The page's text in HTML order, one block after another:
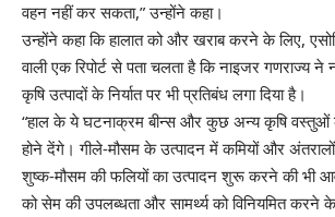
वहन नहीं कर सकता,” उन्होंने कहा।
उन्होंने कहा कि हालात को और खराब करने के लिए,
वाली एक रिपोर्ट से पता चलता है कि नाइजर गणराज्य ने
कृषि उत्पादों के निर्यात पर भी प्रतिबंध लगा दिया है।
“हाल के ये घटनाक्रम बीन्स और कुछ अन्य कृषि वस्तुओं
होने देंगे। गीले-मौसम के उत्पादन में कमियों और
शुष्क-मौसम की फलियों का उत्पादन शुरू करने की भी
को सेम की उपलब्धता और सामर्थ्य को विनियमित करने